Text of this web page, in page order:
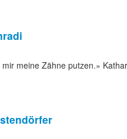
meine Zähne putzen.»